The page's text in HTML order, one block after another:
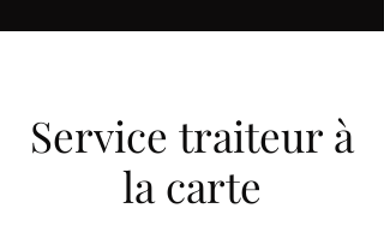
Service traiteur à
la carte